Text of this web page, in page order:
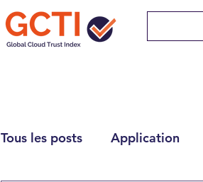
Tous les posts Application